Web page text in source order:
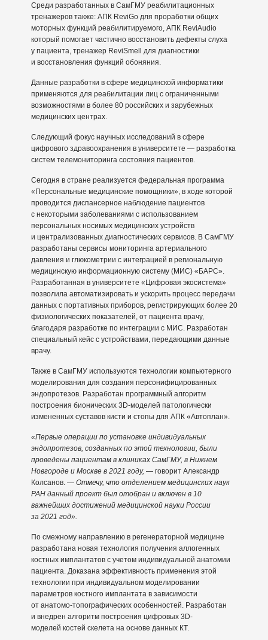
Среди разработанных в СамГМУ реабилитационных
тренажеров также: АПК ReviGo для проработки общих
моторных функций реабилитируемого, АПК ReviAudio
который помогает частично восстановить дефекты слуха
у пациента, тренажер ReviSmell для диагностики
и восстановления функций обоняния.
Данные разработки в сфере медицинской информатики
применяются для реабилитации лиц с ограниченными
возможностями в более 80 российских и зарубежных
медицинских центрах.
Следующий фокус научных исследований в сфере
цифрового здравоохранения в университете — разработка
систем телемониторинга состояния пациентов.
Сегодня в стране реализуется федеральная программа
«Персональные медицинские помощники», в ходе которой
проводится диспансерное наблюдение пациентов
с некоторыми заболеваниями с использованием
персональных носимых медицинских устройств
и централизованных диагностических сервисов. В СамГМУ
разработаны сервисы мониторинга артериального
давления и глюкометрии с интеграцией в региональную
медицинскую информационную систему (МИС) «БАРС».
Разработанная в университете «Цифровая экосистема»
позволила автоматизировать и ускорить процесс передачи
данных с портативных приборов, регистрирующих более 20
физиологических показателей, от пациента врачу,
благодаря разработке по интеграции с МИС. Разработан
специальный кейс с устройствами, передающими данные
врачу.
Также в СамГМУ используются технологии компьютерного
моделирования для создания персонифицированных
эндопротезов. Разработан программный алгоритм
построения бионических 3D-моделей патологически
измененных суставов кисти и стопы для АПК «Автоплан».
«Первые операции по установке индивидуальных
эндопротезов, созданных по этой технологии, были
проведены пациентам в клиниках СамГМУ, в Нижнем
Новгороде и Москве в 2021 году, — говорит Александр
Колсанов. — Отмечу, что отделением медицинских наук
РАН данный проект был отобран и включен в 10
важнейших достижений медицинской науки России
за 2021 год».
По смежному направлению в регенераторной медицине
разработана новая технология получения аллогенных
костных имплантатов с учетом индивидуальной анатомии
пациента. Доказана эффективность применения этой
технологии при индивидуальном моделировании
параметров костного имплантата в зависимости
от анатомо-топографических особенностей. Разработан
и внедрен алгоритм построения цифровых 3D-
моделей костей скелета на основе данных КТ.